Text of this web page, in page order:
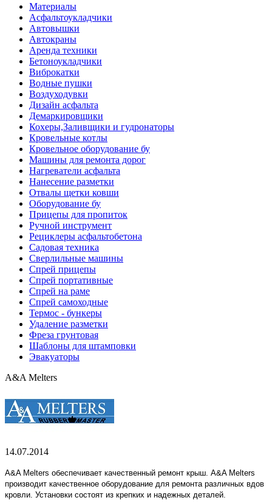
Материалы
Асфальтоукладчики
Автовышки
Автокраны
Аренда техники
Бетоноукладчики
Виброкатки
Водные пушки
Воздуходувки
Дизайн асфальта
Демаркировщики
Кохеры,Заливщики и гудронаторы
Кровельные котлы
Кровельное оборудование бу
Машины для ремонта дорог
Нагреватели асфальта
Нанесение разметки
Отвалы щетки ковши
Оборудование бу
Прицепы для пропиток
Ручной инструмент
Рециклеры асфальтобетона
Садовая техника
Сверлильные машины
Спрей прицепы
Спрей портативные
Спрей на раме
Спрей самоходные
Термос - бункеры
Удаление разметки
Фреза грунтовая
Шаблоны для штамповки
Эвакуаторы
A&A Melters
14.07.2014
A&A Melters обеспечивает качественный ремонт крыш. A&A Melters
производит качественное оборудование для ремонта различных вдов
кровли. Установки состоят из крепких и надежных деталей.